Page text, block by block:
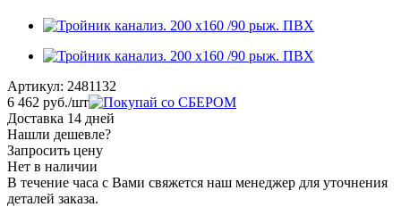
Артикул: 2481132
6 462 руб./шт
Доставка 14 дней
Нашли дешевле?
Запросить цену
Нет в наличии
В течение часа с Вами свяжется наш менеджер для уточнения
деталей заказа.